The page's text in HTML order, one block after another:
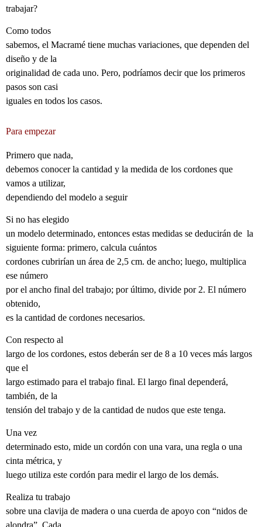
trabajar?
Como todos
sabemos, el Macramé tiene muchas variaciones, que dependen del
diseño y de la
originalidad de cada uno. Pero, podríamos decir que los primeros
pasos son casi
iguales en todos los casos.
Para empezar
Primero que nada,
debemos conocer la cantidad y la medida de los cordones que
vamos a utilizar,
dependiendo del modelo a seguir
Si no has elegido
un modelo determinado, entonces estas medidas se deducirán de la
siguiente forma: primero, calcula cuántos
cordones cubrirían un área de 2,5 cm. de ancho; luego, multiplica
ese número
por el ancho final del trabajo; por último, divide por 2. El número
obtenido,
es la cantidad de cordones necesarios.
Con respecto al
largo de los cordones, estos deberán ser de 8 a 10 veces más largos
que el
largo estimado para el trabajo final. El largo final dependerá,
también, de la
tensión del trabajo y de la cantidad de nudos que este tenga.
Una vez
determinado esto, mide un cordón con una vara, una regla o una
cinta métrica, y
luego utiliza este cordón para medir el largo de los demás.
Realiza tu trabajo
sobre una clavija de madera o una cuerda de apoyo con “nidos de